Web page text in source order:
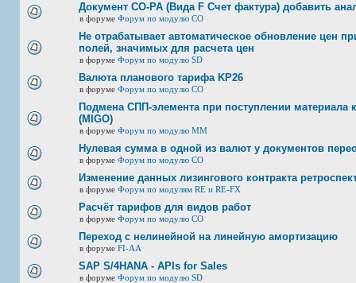
Документ CO-PA (Вида F Счет фактура) добавить
в форуме Форум по модулю СО
Не отрабатывает автоматическое обновление цен
полей, значимых для расчета цен
в форуме Форум по модулю SD
Валюта планового тарифа KP26
в форуме Форум по модулю СО
Подмена СПП-элемента при поступлении материала к
(MIGO)
в форуме Форум по модулю ММ
Нулевая сумма в одной из валют у документов
в форуме Форум по модулю СО
Изменение данных лизингового контракта
в форуме Форум по модулям RE и RE-FX
Расчёт тарифов для видов работ
в форуме Форум по модулю СО
Переход с нелинейной на линейную амортизацию
в форуме FI-AA
SAP S/4HANA - APIs for Sales
в форуме Форум по модулю SD